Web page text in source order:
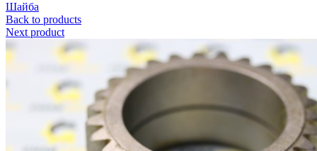
Шайба
Back to products
Next product